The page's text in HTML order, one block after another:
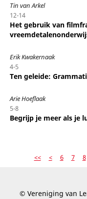
Tin van Arkel
12-14
Het gebruik van
Erik Kwakernaak
4-5
Ten geleide:
Arie Hoeflaak
5-8
Begrijp je meer als je
<<
< 6 7 8
© Vereniging van